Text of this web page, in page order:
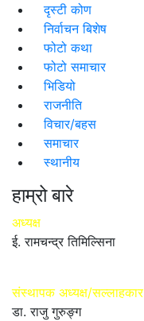
दृस्टी कोण
निर्वाचन बिशेष
फोटो कथा
फोटो समाचार
भिडियो
राजनीति
विचार/बहस
समाचार
स्थानीय
हाम्रो बारे
अध्यक्ष
ई. रामचन्द्र तिमिल्सिना
संस्थापक अध्यक्ष/सल्लाहकार
डा. राजु गुरुङ्ग